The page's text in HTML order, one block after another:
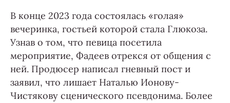
В конце 2023 года состоялась «голая»
вечеринка, гостьей которой стала Глюкоза.
Узнав о том, что певица посетила
мероприятие, Фадеев отрекся от общения с
ней. Продюсер написал гневный пост и
заявил, что лишает Наталью Ионову-
Чистякову сценического псевдонима. Более